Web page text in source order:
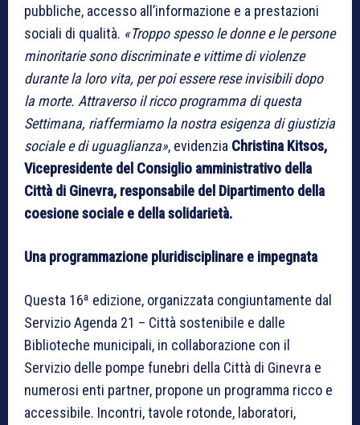
pubbliche, accesso all’informazione e a prestazioni
sociali di qualità. «Troppo spesso le donne e le persone
minoritarie sono discriminate e vittime di violenze
durante la loro vita, per poi essere rese invisibili dopo
la morte. Attraverso il ricco programma di questa
Settimana, riaffermiamo la nostra esigenza di giustizia
sociale e di uguaglianza», evidenzia Christina Kitsos,
Vicepresidente del Consiglio amministrativo della
Città di Ginevra, responsabile del Dipartimento della
coesione sociale e della solidarietà.
Una programmazione pluridisciplinare e impegnata
Questa 16ª edizione, organizzata congiuntamente dal
Servizio Agenda 21 – Città sostenibile e dalle
Biblioteche municipali, in collaborazione con il
Servizio delle pompe funebri della Città di Ginevra e
numerosi enti partner, propone un programma ricco e
accessibile. Incontri, tavole rotonde, laboratori,